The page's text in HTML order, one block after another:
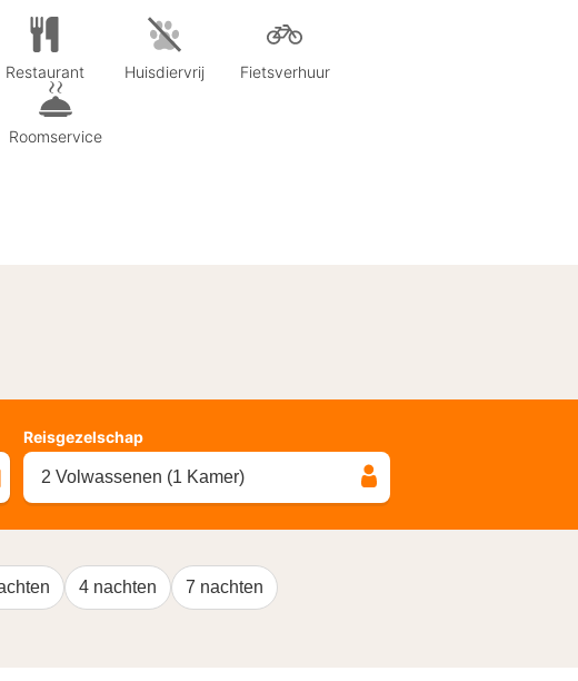
Restaurant Huisdiervrij Fietsverhuur
Roomservice
Reisgezelschap
2 Volwassenen (1 Kamer)
4 nachten 7 nachten